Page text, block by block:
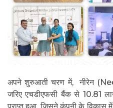
अपने शुरुआती चरण में, नीरेन
जरिए एचडीएफसी बैंक से 10.81
प्राप्त हुआ, जिसने कंपनी के विकास